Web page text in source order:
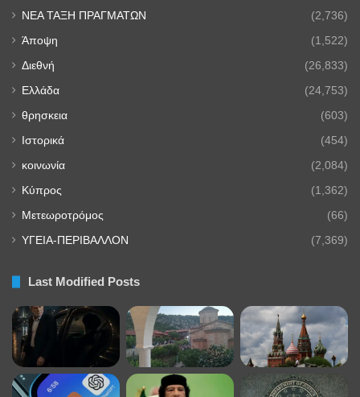
NEA TAΞΗ ΠΡΑΓΜΑΤΩΝ (2,736)
Άποψη (1,522)
Διεθνή (26,833)
Ελλάδα (24,753)
θρησκεια (603)
Ιστορικά (454)
κοινωνία (2,084)
Κύπρος (1,362)
Μετεωροτρόμος (66)
ΥΓΕΙΑ-ΠΕΡΙΒΑΛΛΟΝ (7,369)
Last Modified Posts